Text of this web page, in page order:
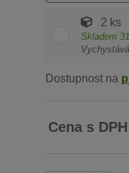
2 ks
Skladem 31
Dostupnost na
Cena s DPH